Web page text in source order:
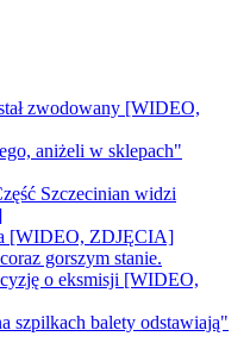
zwodowany [WIDEO,
aniżeli w sklepach"
Szczecinian widzi
[WIDEO, ZDJĘCIA]
gorszym stanie.
o eksmisji [WIDEO,
szpilkach balety odstawiają"